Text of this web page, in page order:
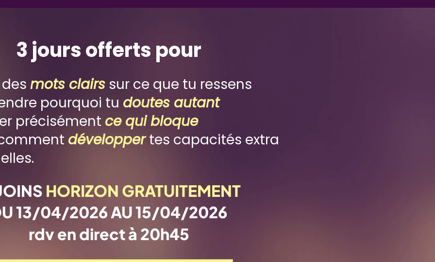
3 jours offerts pour
mots clairs sur ce que tu ressens
pourquoi tu doutes autant
précisément ce qui bloque
développertes capacités extra
HORIZON GRATUITEMENT
13/04/2026 AU 15/04/2026
rdv en direct à 20h45